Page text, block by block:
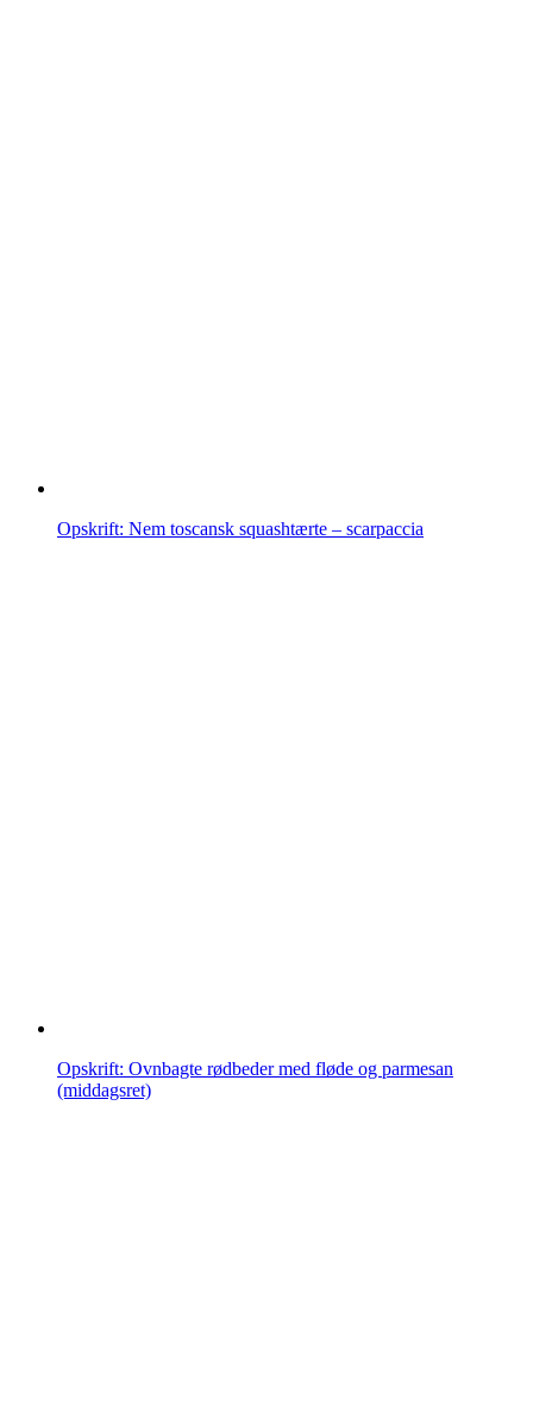
Opskrift: Nem toscansk squashtærte – scarpaccia
Opskrift: Ovnbagte rødbeder med fløde og parmesan
(middagsret)